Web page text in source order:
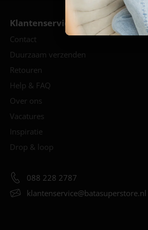
Klantenservice
Contact
Duurzaam verzenden
Retouren
Help & FAQ
Over ons
Vacatures
Inspiratie
Drop & loop
088 228 2787
klantenservice@batasuperstore.nl